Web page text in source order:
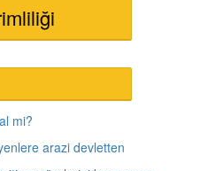
mi?
arazi devletten